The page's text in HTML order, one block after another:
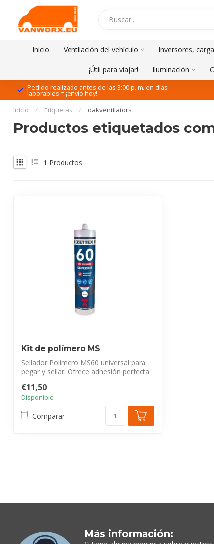
Inicio Ventilación del vehículo Inversores,
¡Útil para viajar! Iluminación
Pedido realizado antes de las 3:00 p. m. en días
laborables = ¡envío hoy!
Inicio / Etiquetas / dakventilators
Productos etiquetados
1 Productos
Kit de polímero MS
Sellador Polímero MS60 universal para
pegar y sellar. Ofrece adhesión perfecta
€11,50
Disponible
Comparar
Más información: